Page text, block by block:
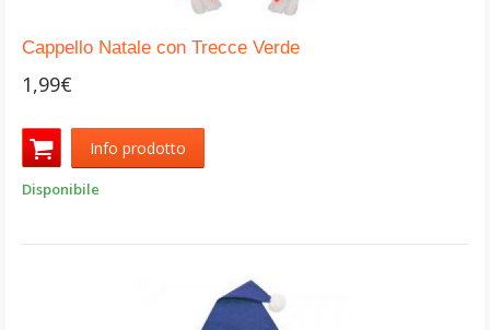
Cappello Natale con Trecce Verde
1,99€
Info prodotto
Disponibile